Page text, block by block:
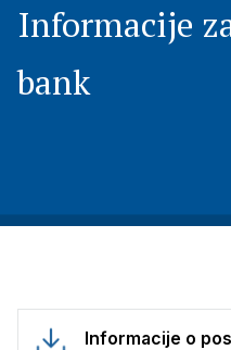
Informacije
bank
Informacije o